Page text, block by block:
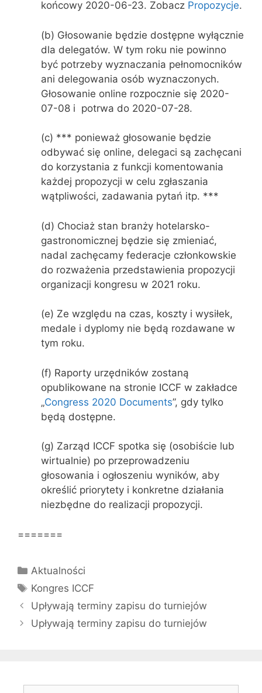
końcowy 2020-06-23. Zobacz Propozycje.
(b) Głosowanie będzie dostępne wyłącznie
dla delegatów. W tym roku nie powinno
być potrzeby wyznaczania pełnomocników
ani delegowania osób wyznaczonych.
Głosowanie online rozpocznie się 2020-
07-08 i potrwa do 2020-07-28.
(c) *** ponieważ głosowanie będzie
odbywać się online, delegaci są zachęcani
do korzystania z funkcji komentowania
każdej propozycji w celu zgłaszania
wątpliwości, zadawania pytań itp. ***
(d) Chociaż stan branży hotelarsko-
gastronomicznej będzie się zmieniać,
nadal zachęcamy federacje członkowskie
do rozważenia przedstawienia propozycji
organizacji kongresu w 2021 roku.
(e) Ze względu na czas, koszty i wysiłek,
medale i dyplomy nie będą rozdawane w
tym roku.
(f) Raporty urzędników zostaną
opublikowane na stronie ICCF w zakładce
„Congress 2020 Documents”, gdy tylko
będą dostępne.
(g) Zarząd ICCF spotka się (osobiście lub
wirtualnie) po przeprowadzeniu
głosowania i ogłoszeniu wyników, aby
określić priorytety i konkretne działania
niezbędne do realizacji propozycji.
=======
Kategorie
Aktualności
Tagi
Kongres ICCF
Upływają terminy zapisu do turniejów
Upływają terminy zapisu do turniejów